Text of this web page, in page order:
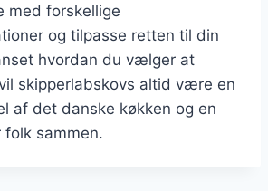
med forskellige
og tilpasse retten til din
hvordan du vælger at
skipperlabskovs altid være en
af det danske køkken og en
sammen.